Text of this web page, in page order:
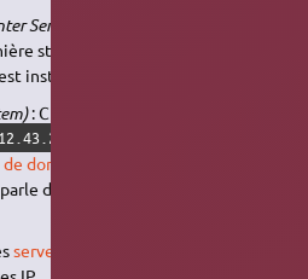
Service)
standardisée (et de partager
installé par défaut sur Ubuntu.
: C'est le mécanisme qui permet
domaine
de
serveurs